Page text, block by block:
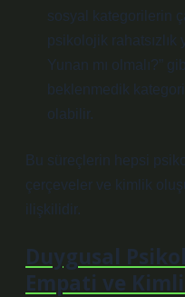
sosyal kategorilerin
psikolojik rahatsızlık
Yunan mı olmalı?”
beklenmedik
olabilir.
Bu süreçlerin hepsi
çerçeveler ve kimlik
ilişkilidir.
Duygusal
Empati ve